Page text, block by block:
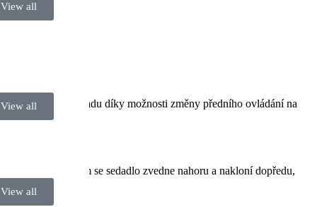
View all
View all
View all
být ovládán zezadu díky možnosti změny předního ovládání na
pohybem se sedadlo zvedne nahoru a nakloní dopředu,